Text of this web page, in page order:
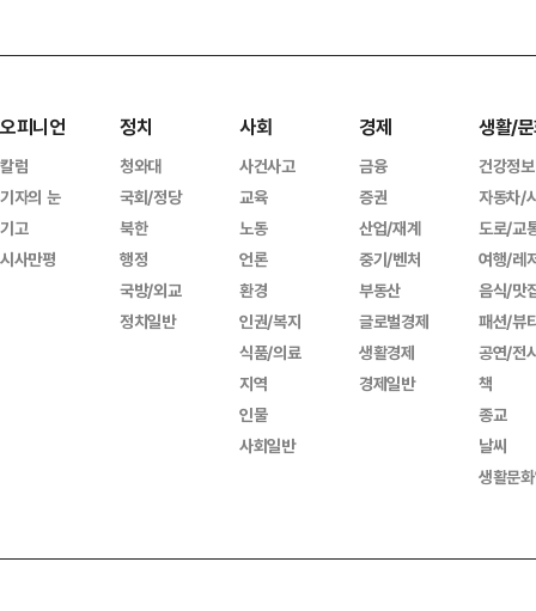
오피니언
칼럼
기자의 눈
기고
시사만평
정치
청와대
국회/정당
북한
행정
국방/외교
정치일반
사회
사건사고
교육
노동
언론
환경
인권/복지
식품/의료
지역
인물
사회일반
경제
금융
증권
산업/재계
중기/벤처
부동산
글로벌경제
생활경제
경제일반
생활/
건강정보
자동차/
도로/교
여행/레
음식/맛
패션/뷰
공연/전
책
종교
날씨
생활문